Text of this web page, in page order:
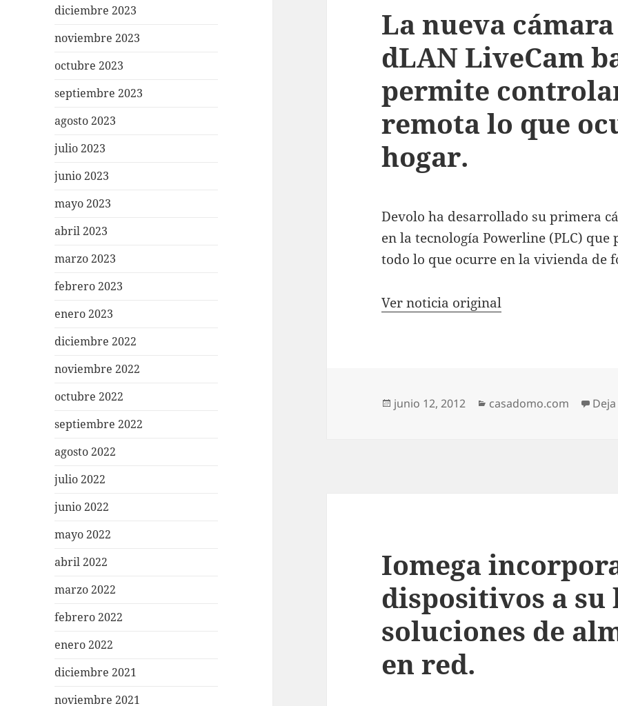
diciembre 2023
noviembre 2023
octubre 2023
septiembre 2023
agosto 2023
julio 2023
junio 2023
mayo 2023
abril 2023
marzo 2023
febrero 2023
enero 2023
diciembre 2022
noviembre 2022
octubre 2022
septiembre 2022
agosto 2022
julio 2022
junio 2022
mayo 2022
abril 2022
marzo 2022
febrero 2022
enero 2022
diciembre 2021
noviembre 2021
La nueva
dLAN LiveCam
permite
remota lo que
hogar.
Devolo ha desarrollado su primera
en la tecnología Powerline (PLC)
todo lo que ocurre en la vivienda de
Ver noticia original
Publicado
junio 12, 2012 Categorías
casadomo.com
Iomega
dispositivos a su
soluciones de
en red.